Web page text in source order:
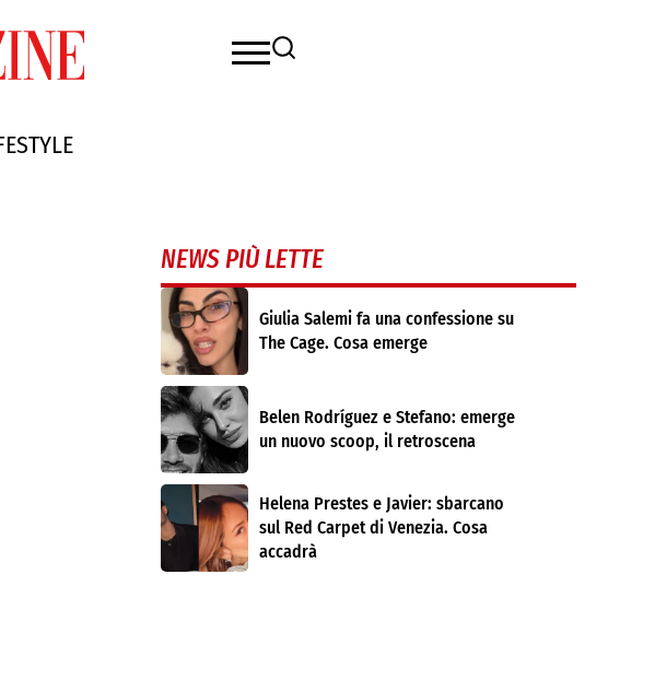
NEWS PIÙ LETTE
Giulia Salemi fa una confessione su
The Cage. Cosa emerge
Belen Rodríguez e Stefano: emerge
un nuovo scoop, il retroscena
Helena Prestes e Javier: sbarcano
sul Red Carpet di Venezia. Cosa
accadrà